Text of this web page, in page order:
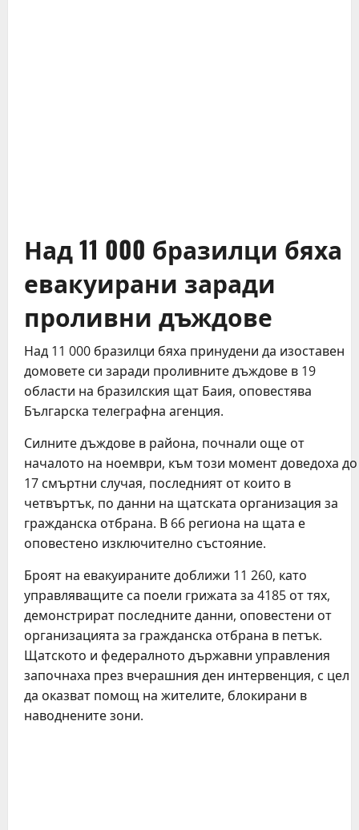
Над 11 000 бразилци бяха
евакуирани заради
проливни дъждове
Над 11 000 бразилци бяха принудени да изоставен
домовете си заради проливните дъждове в 19
области на бразилския щат Баия, оповестява
Българска телеграфна агенция.
Силните дъждове в района, почнали още от
началото на ноември, към този момент доведоха до
17 смъртни случая, последният от които в
четвъртък, по данни на щатската организация за
гражданска отбрана. В 66 региона на щата е
оповестено изключително състояние.
Броят на евакуираните доближи 11 260, като
управляващите са поели грижата за 4185 от тях,
демонстрират последните данни, оповестени от
организацията за гражданска отбрана в петък.
Щатското и федералното държавни управления
започнаха през вчерашния ден интервенция, с цел
да оказват помощ на жителите, блокирани в
наводнените зони.